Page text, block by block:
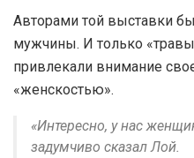
Авторами той выставки
мужчины. И только
привлекали внимание
«женскостью».
«Интересно, у нас
задумчиво сказал Лой.